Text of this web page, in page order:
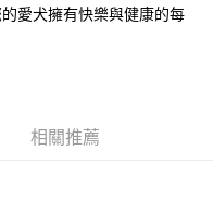
為交易完成。
愛犬擁有快樂與健康的每
相關推薦